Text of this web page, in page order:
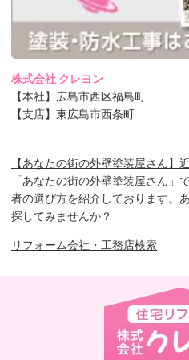
株式会社 クレヨン
【本社】広島市西区福島町
【支店】東広島市西条町
【あなたの街の外壁塗装屋さん】
「あなたの街の外壁塗装屋さん」
者の選び方を紹介しております。
探してみませんか？
リフォーム会社・工務店検索